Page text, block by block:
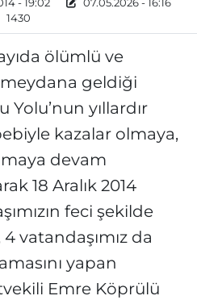
1430
ölümlü ve
meydana geldiği
yıllardır
kazalar olmaya,
devam
18 Aralık 2014
feci şekilde
vatandaşımız da
yapan
Emre Köprülü